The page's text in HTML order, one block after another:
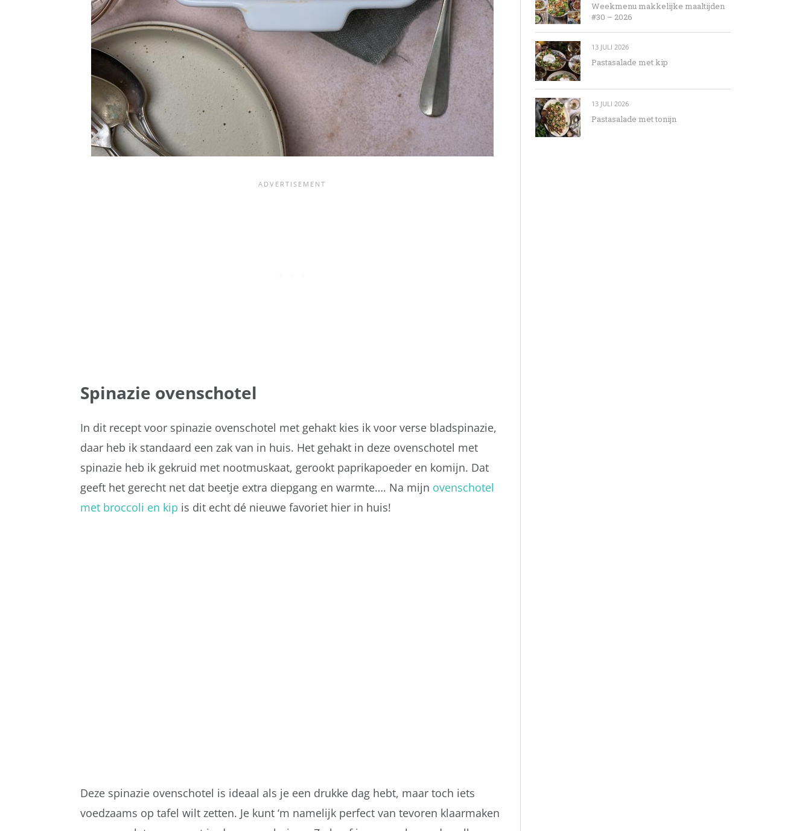
Spinazie ovenschotel
In dit recept voor spinazie ovenschotel met gehakt kies ik voor verse bladspinazie,
daar heb ik standaard een zak van in huis. Het gehakt in deze ovenschotel met
spinazie heb ik gekruid met nootmuskaat, gerookt paprikapoeder en komijn. Dat
geeft het gerecht net dat beetje extra diepgang en warmte…. Na mijn ovenschotel
met broccoli en kip is dit echt dé nieuwe favoriet hier in huis!
Deze spinazie ovenschotel is ideaal als je een drukke dag hebt, maar toch iets
voedzaams op tafel wilt zetten. Je kunt ‘m namelijk perfect van tevoren klaarmaken
Weekmenu makkelijke maaltijden
#30 – 2026
13 JULI 2026
Pastasalade met kip
13 JULI 2026
Pastasalade met tonijn